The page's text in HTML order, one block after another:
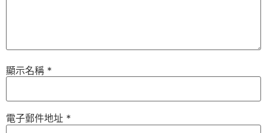
顯示名稱 *
電子郵件地址 *